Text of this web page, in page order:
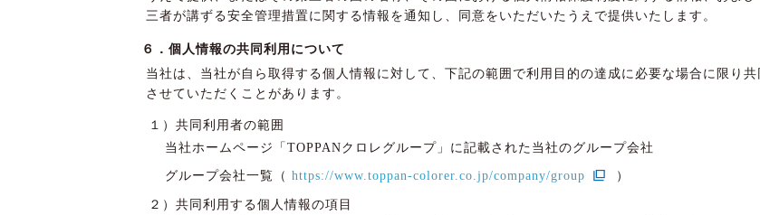
三者が講ずる安全管理措置に関する情報を通知し、同意をいただいたうえで提供いたします。
６．個人情報の共同利用について
当社は、当社が自ら取得する個人情報に対して、下記の範囲で利用目的の達成に必要な場合に限り共
させていただくことがあります。
１）共同利用者の範囲
当社ホームページ「TOPPANクロレグループ」に記載された当社のグループ会社
グループ会社一覧（ https://www.toppan-colorer.co.jp/company/group ）
２）共同利用する個人情報の項目